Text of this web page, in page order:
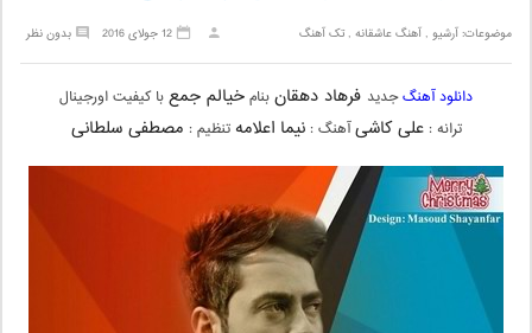
موضوعات:آرشیو ,آهنگ عاشقانه ,تک آهنگ بدون نظر 12 جولای 2016
دانلود آهنگجدید فرهاد دهقانبنامخیالم جمعبا کیفیت اورجینال
ترانه :علی کاشیآهنگ :نیما اعلامه تنظیم : مصطفی سلطانی